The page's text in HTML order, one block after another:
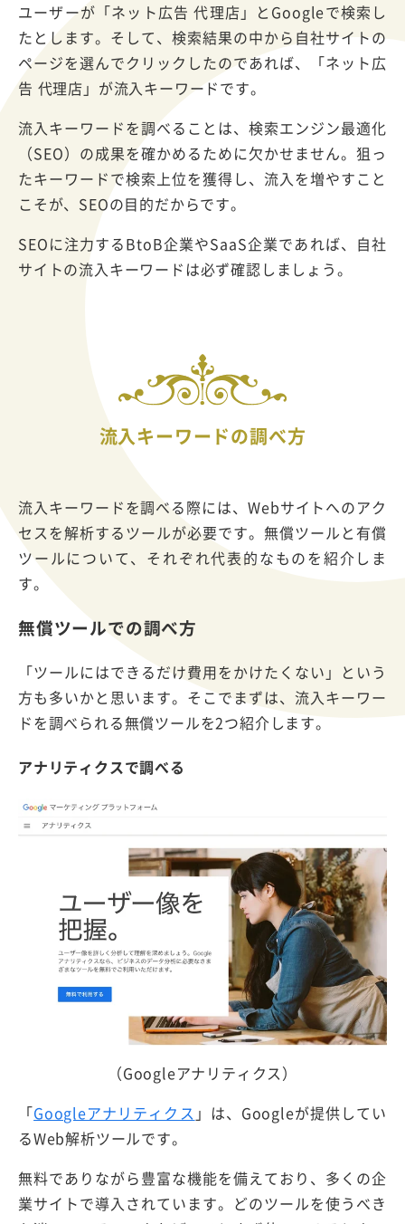
ユーザーが「ネット広告 代理店」とGoogleで検索し
たとします。そして、検索結果の中から自社サイトの
ページを選んでクリックしたのであれば、「ネット広
告 代理店」が流入キーワードです。
流入キーワードを調べることは、検索エンジン最適化
（SEO）の成果を確かめるために欠かせません。狙っ
たキーワードで検索上位を獲得し、流入を増やすこと
こそが、SEOの目的だからです。
SEOに注力するBtoB企業やSaaS企業であれば、自社
サイトの流入キーワードは必ず確認しましょう。
流入キーワードの調べ方
流入キーワードを調べる際には、Webサイトへのアク
セスを解析するツールが必要です。無償ツールと有償
ツールについて、それぞれ代表的なものを紹介しま
す。
無償ツールでの調べ方
「ツールにはできるだけ費用をかけたくない」という
方も多いかと思います。そこでまずは、流入キーワー
ドを調べられる無償ツールを2つ紹介します。
アナリティクスで調べる
（Googleアナリティクス）
「Googleアナリティクス 」は、Googleが提供してい
るWeb解析ツールです。
無料でありながら豊富な機能を備えており、多くの企
業サイトで導入されています。どのツールを使うべき